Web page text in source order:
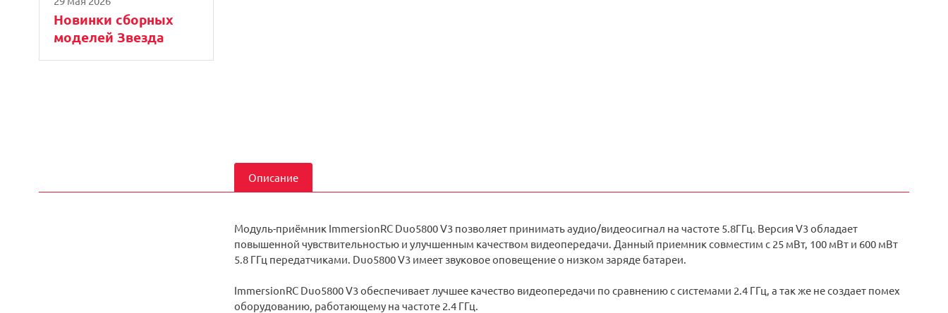
Новинки сборных
моделей Звезда
Описание
Модуль-приёмник ImmersionRC Duo5800 V3 позволяет принимать аудио/видеосигнал на частоте 5.8ГГц. Версия V3 обладает
повышенной чувствительностью и улучшенным качеством видеопередачи. Данный приемник совместим с 25 мВт, 100 мВт и 600 мВт
5.8 ГГц передатчиками. Duo5800 V3 имеет звуковое оповещение о низком заряде батареи.
ImmersionRC Duo5800 V3 обеспечивает лучшее качество видеопередачи по сравнению с системами 2.4 ГГц, а так же не создает помех
оборудованию, работающему на частоте 2.4 ГГц.